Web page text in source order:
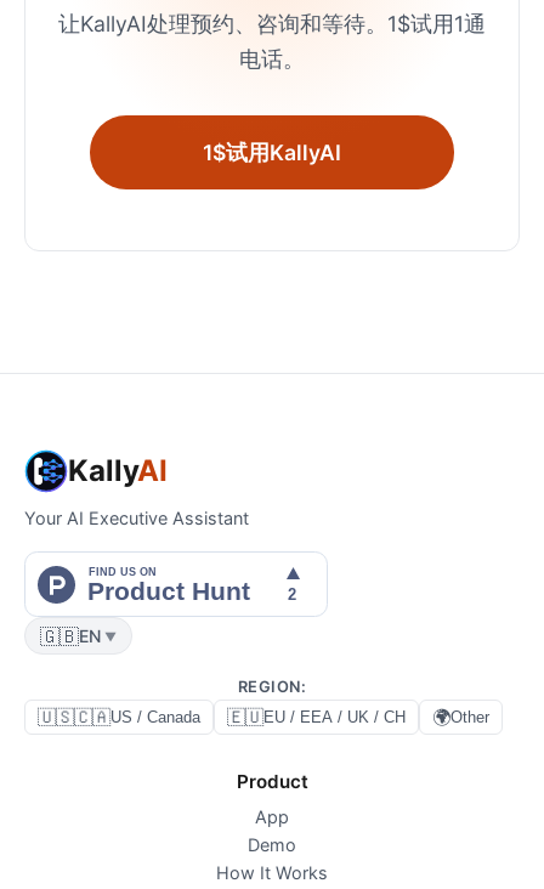
让KallyAI处理预约、咨询和等待。1$试用1通
电话。
1$试用KallyAI
KallyAI
Your AI Executive Assistant
🇬🇧EN ▼
REGION:
🇺🇸🇨🇦US / Canada 🇪🇺EU / EEA / UK / CH 🌍Other
Product
App
Demo
How It Works